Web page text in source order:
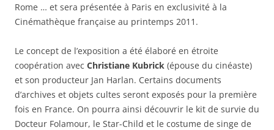
Rome … et sera présentée à Paris en exclusivité à la
Cinémathèque française au printemps 2011.
Le concept de l’exposition a été élaboré en étroite
coopération avec Christiane Kubrick (épouse du cinéaste)
et son producteur Jan Harlan. Certains documents
d’archives et objets cultes seront exposés pour la première
fois en France. On pourra ainsi découvrir le kit de survie du
Docteur Folamour, le Star-Child et le costume de singe de